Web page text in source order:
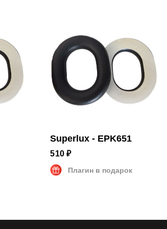
Superlux - EPK651
510 ₽
Плагин в подарок